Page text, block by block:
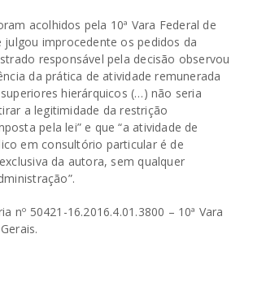
acolhidos pela 10ª Vara Federal de
julgou improcedente os pedidos da
responsável pela decisão observou
da prática de atividade remunerada
hierárquicos (…) não seria
a legitimidade da restrição
pela lei” e que “a atividade de
em consultório particular é de
da autora, sem qualquer
nº 50421-16.2016.4.01.3800 – 10ª Vara